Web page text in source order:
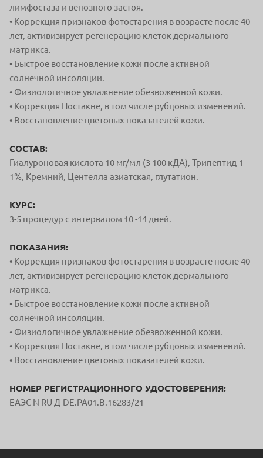
лимфостаза и венозного застоя.
• Коррекция признаков фотостарения в возрасте после 40
лет, активизирует регенерацию клеток дермального
матрикса.
• Быстрое восстановление кожи после активной
солнечной инсоляции.
• Физиологичное увлажнение обезвоженной кожи.
• Коррекция Постакне, в том числе рубцовых изменений.
• Восстановление цветовых показателей кожи.
СОСТАВ:
Гиалуроновая кислота 10 мг/мл (3 100 кДА), Трипептид-1
1%, Кремний, Центелла азиатская, глутатион.
КУРС:
3-5 процедур с интервалом 10 -14 дней.
ПОКАЗАНИЯ:
• Коррекция признаков фотостарения в возрасте после 40
лет, активизирует регенерацию клеток дермального
матрикса.
• Быстрое восстановление кожи после активной
солнечной инсоляции.
• Физиологичное увлажнение обезвоженной кожи.
• Коррекция Постакне, в том числе рубцовых изменений.
• Восстановление цветовых показателей кожи.
НОМЕР РЕГИСТРАЦИОННОГО УДОСТОВЕРЕНИЯ:
ЕАЭС N RU Д-DE.PA01.B.16283/21